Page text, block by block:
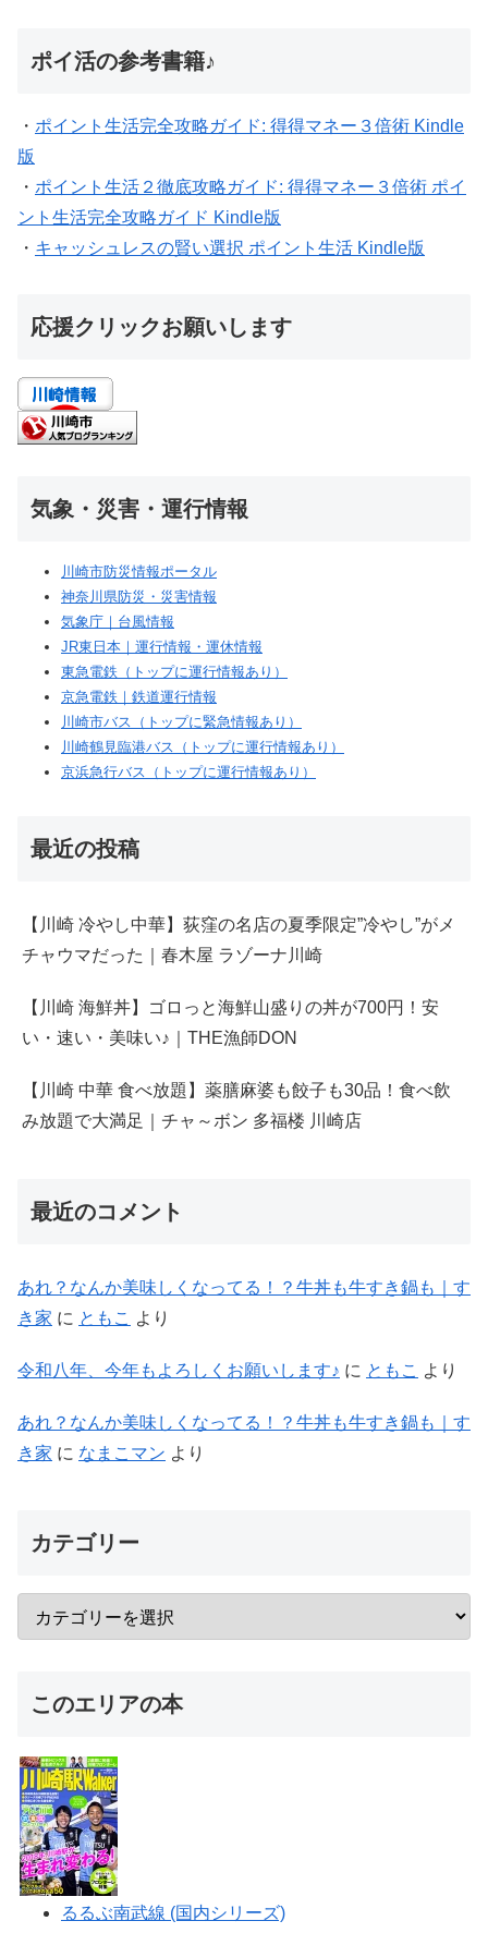
ポイ活の参考書籍♪
・ ポイント生活完全攻略ガイド: 得得マネー３倍術 Kindle
版
・ ポイント生活２徹底攻略ガイド: 得得マネー３倍術 ポイ
ント生活完全攻略ガイド Kindle版
・ キャッシュレスの賢い選択 ポイント生活 Kindle版
応援クリックお願いします
気象・災害・運行情報
川崎市防災情報ポータル
神奈川県防災・災害情報
気象庁｜台風情報
JR東日本｜運行情報・運休情報
東急電鉄（トップに運行情報あり）
京急電鉄｜鉄道運行情報
川崎市バス（トップに緊急情報あり）
川崎鶴見臨港バス（トップに運行情報あり）
京浜急行バス（トップに運行情報あり）
最近の投稿
【川崎 冷やし中華】荻窪の名店の夏季限定”冷やし”がメ
チャウマだった｜春木屋 ラゾーナ川崎
【川崎 海鮮丼】ゴロっと海鮮山盛りの丼が700円！安
い・速い・美味い♪｜THE漁師DON
【川崎 中華 食べ放題】薬膳麻婆も餃子も30品！食べ飲
み放題で大満足｜チャ～ボン 多福楼 川崎店
最近のコメント
あれ？なんか美味しくなってる！？牛丼も牛すき鍋も｜す
き家 に ともこ より
令和八年、今年もよろしくお願いします♪ に ともこ より
あれ？なんか美味しくなってる！？牛丼も牛すき鍋も｜す
き家 に なまこマン より
カテゴリー
このエリアの本
るるぶ南武線 (国内シリーズ)